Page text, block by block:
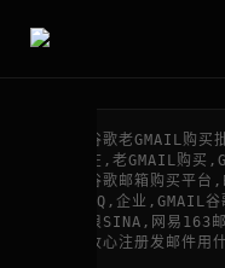
谷歌老GMAIL购
在,老GMAIL购买
谷歌邮箱购买平
QQ,企业,GMAIL
浪SINA,网易163
收心注册发邮件用